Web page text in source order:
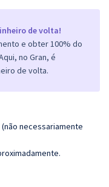
de volta!
e obter 100% do
no Gran, é
de volta.
necessariamente